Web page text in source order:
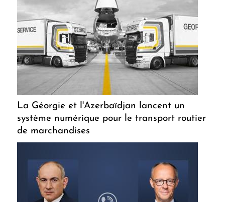
La Géorgie et l'Azerbaïdjan lancent un
système numérique pour le transport routier
de marchandises